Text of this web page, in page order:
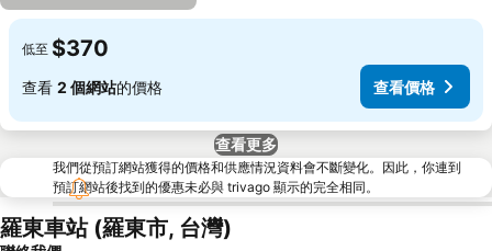
低至 $370
查看 2 個網站的價格 查看價格
查看更多
我們從預訂網站獲得的價格和供應情況資料會不斷變化。因此，你連到
預訂網站後找到的優惠未必與 trivago 顯示的完全相同。
羅東車站 (羅東市, 台灣)